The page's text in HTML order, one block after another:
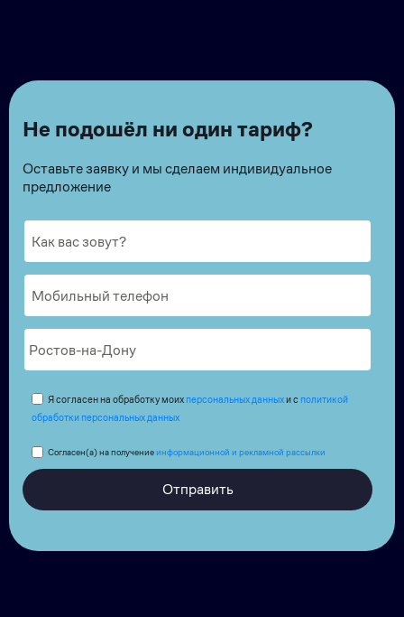
Не подошёл ни один тариф?
Оставьте заявку и мы сделаем индивидуальное
предложение
Я согласен на обработку моих персональных данныхи с политикой
обработки персональных данных
Согласен(а) на получениеинформационной и рекламной рассылки
Отправить